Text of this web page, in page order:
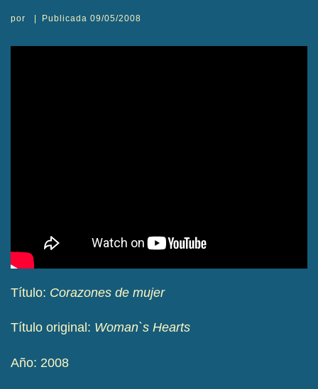
por Publicada09/05/2008
Título: Corazones de mujer
Título original: Woman`s Hearts
Año: 2008